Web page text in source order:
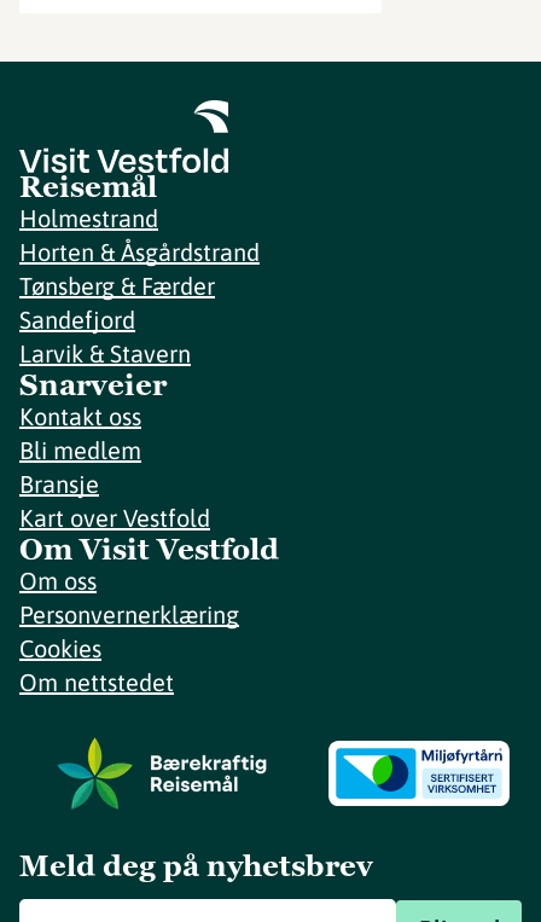
Reisemål
Holmestrand
Horten & Åsgårdstrand
Tønsberg & Færder
Sandefjord
Larvik & Stavern
Snarveier
Kontakt oss
Bli medlem
Bransje
Kart over Vestfold
Om Visit Vestfold
Om oss
Personvernerklæring
Cookies
Om nettstedet
Meld deg på nyhetsbrev